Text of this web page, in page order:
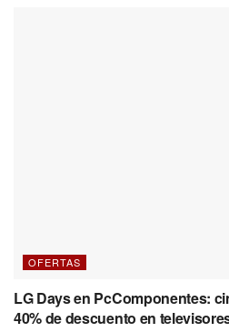
OFERTAS
LG Days en PcComponentes:
40% de descuento en